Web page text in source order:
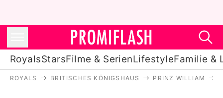
RoyalsStarsFilme & SerienLifestyleFamilie &
ROYALS BRITISCHES KÖNIGSHAUS PRINZ WILLIAM